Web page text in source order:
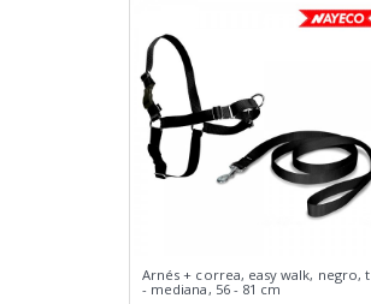
Arnés + correa, easy walk, negro, t
- mediana, 56 - 81 cm